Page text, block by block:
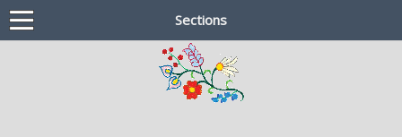
Sections